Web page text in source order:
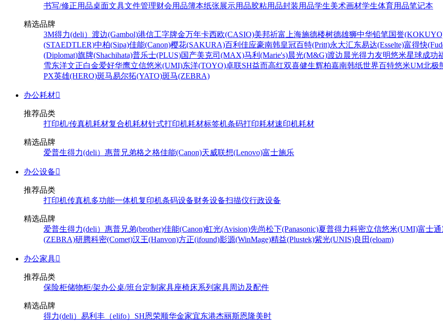
书写/修正用品桌面文具文件管理财会用品簿本纸张展示用品胶粘用品封装用品学生美术画材学生体育用品笔记本
精选品牌
3M得力(deli） 渡边(Gambol)港信工字牌金万年卡西欧(CASIO)美邦祈富 上海施德楼树德雄狮中华铅笔国誉
(STAEDTLER)中柏(Sipa)佳能(Canon)樱花(SAKURA)百利佳应豪南韩皇冠百特(Pritt)永大汇东易达(Esselte)富得快
(Diplomat)旗牌(Shachihata)普乐士(PLUS)国产美克司(MAX)马利(Marie's)晨光(M&G)渡边 晨光得力友明悠米星球成功
雪东洋文正白金爱好华鹰立信悠米(UMI)东洋(TOYO)卓联SH益而高红双喜健生辉柏嘉南韩纸世界百特悠米UM北极
PX英雄(HERO)斑马易尔拓(YATO)斑马(ZEBRA)
办公耗材
推荐品类
打印机/传真机耗材复合机耗材针式打印机耗材标签机条码打印耗材速印机耗材
精选品牌
爱普生得力(deli） 惠普兄弟格之格佳能(Canon)天威联想(Lenovo)富士施乐
办公设备
推荐品类
打印机传真机多功能一体机复印机条码设备财务设备扫描仪行政设备
精选品牌
爱普生得力(deli） 惠普兄弟(brother)佳能(Canon)虹光(Avision)先尚松下(Panasonic)夏普得力科密立信悠米(UMI)富士通
(ZEBRA)研腾科密(Comet)汉王(Hanvon)方正(ifound)影源(WinMage)精益(Plustek)紫光(UNIS)良田(eloam)
办公家具
推荐品类
保险柜储物柜/架办公桌/班台定制家具座椅床系列 家具周边及配件
精选品牌
得力(deli） 易利丰（elifo） SH恩荣顺华金家宜东港杰丽斯恩隆美时